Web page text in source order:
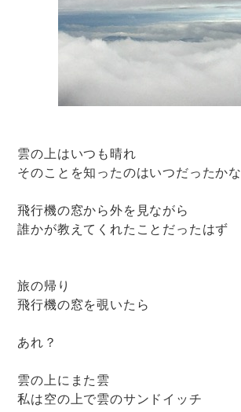
雲の上はいつも晴れ
そのことを知ったのはいつだったかな
飛行機の窓から外を見ながら
誰かが教えてくれたことだったはず
旅の帰り
飛行機の窓を覗いたら
あれ？
雲の上にまた雲
私は空の上で雲のサンドイッチ